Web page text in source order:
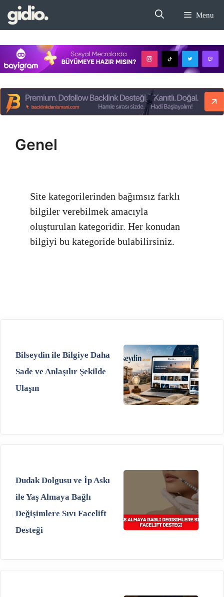
İçeriğe
atla
Menu
Genel
Site kategorilerinden bağımsız farklı
bilgiler verebilmek amacıyla
oluşturulan kategoridir. Her konudan
bilgiyi bu kategoride bulabilirsiniz.
Bilseydin ile Bilgiye Daha
Sade ve Anlaşılır Şekilde
Ulaşın
Dudak Dolgusu ve İp Askı
ile Yaş Almaya Bağlı
Değişimlere Sıvı Facelift
Desteği